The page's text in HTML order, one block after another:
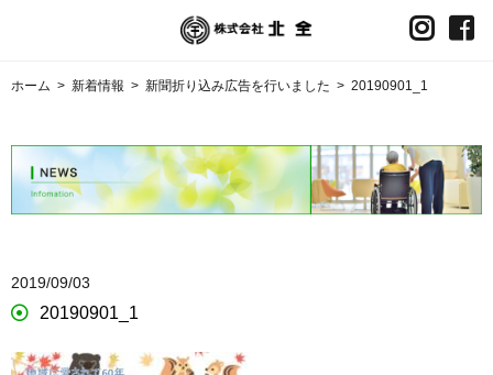
ホーム > 新着情報 > 新聞折り込み広告を行いました > 20190901_1
2019/09/03
20190901_1